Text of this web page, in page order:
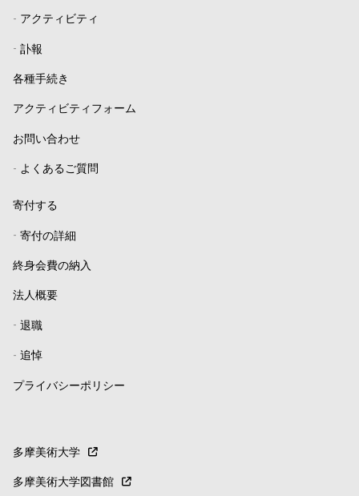
- アクティビティ
- 訃報
各種手続き
アクティビティフォーム
お問い合わせ
- よくあるご質問
寄付する
- 寄付の詳細
終身会費の納入
法人概要
- 退職
- 追悼
プライバシーポリシー
多摩美術大学
多摩美術大学図書館